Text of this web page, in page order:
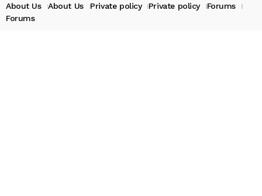
About Us About Us Private policy Private policy
Forums
Forums